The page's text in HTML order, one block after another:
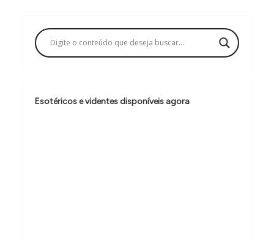
ç
ã
d
Esotéricos e videntes disponíveis agora